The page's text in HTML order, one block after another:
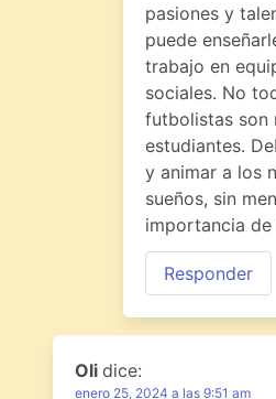
pasiones y
puede
trabajo en
sociales. No
futbolistas son
estudiantes.
y animar a los
sueños, sin
importancia de
Responder
Oli dice:
enero 25, 2024 a las 9:51 am